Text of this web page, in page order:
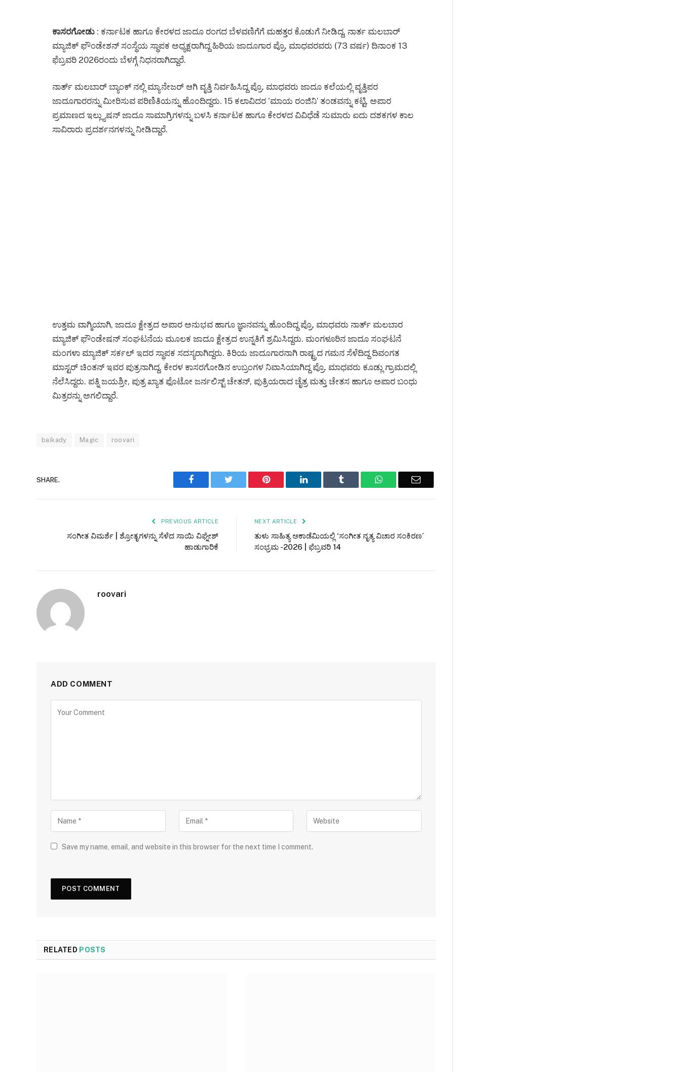
ಕಾಸರಗೋಡು : ಕರ್ನಾಟಕ ಹಾಗೂ ಕೇರಳದ ಜಾದೂ ರಂಗದ ಬೆಳವಣಿಗೆಗೆ ಮಹತ್ತರ ಕೊಡುಗೆ ನೀಡಿದ್ದ, ನಾರ್ತ ಮಲಬಾರ್
ಮ್ಯಾಜಿಕ್ ಫೌಂಡೇಶನ್ ಸಂಸ್ಥೆಯ ಸ್ಥಾಪಕ ಅಧ್ಯಕ್ಷರಾಗಿದ್ದ ಹಿರಿಯ ಜಾದೂಗಾರ ಪ್ರೊ. ಮಾಧವರವರು (73 ವರ್ಷ) ದಿನಾಂಕ 13
ಫೆಬ್ರವರಿ 2026ರಂದು ಬೆಳಗ್ಗೆ ನಿಧನರಾಗಿದ್ದಾರೆ.
ನಾರ್ತ್ ಮಲಬಾರ್ ಬ್ಯಾಂಕ್ ನಲ್ಲಿ ಮ್ಯಾನೇಜರ್ ಆಗಿ ವೃತ್ತಿ ನಿರ್ವಹಿಸಿದ್ದ ಪ್ರೊ. ಮಾಧವರು ಜಾದೂ ಕಲೆಯಲ್ಲಿ ವೃತ್ತಿಪರ
ಜಾದೂಗಾರರನ್ನು ಮೀರಿಸುವ ಪರಿಣಿತಿಯನ್ನು ಹೊಂದಿದ್ದರು. 15 ಕಲಾವಿದರ ‘ಮಾಯ ರಂಜಿನಿ’ ತಂಡವನ್ನು ಕಟ್ಟಿ, ಅಪಾರ
ಪ್ರಮಾಣದ ಇಲ್ಲ್ಯುಷನ್ ಜಾದೂ ಸಾಮಾಗ್ರಿಗಳನ್ನು ಬಳಸಿ ಕರ್ನಾಟಕ ಹಾಗೂ ಕೇರಳದ ವಿವಿಧೆಡೆ ಸುಮಾರು ಐದು ದಶಕಗಳ ಕಾಲ
ಸಾವಿರಾರು ಪ್ರದರ್ಶನಗಳನ್ನು ನೀಡಿದ್ದಾರೆ.
ಉತ್ತಮ ವಾಗ್ಮಿಯಾಗಿ, ಜಾದೂ ಕ್ಷೇತ್ರದ ಅಪಾರ ಅನುಭವ ಹಾಗೂ ಜ್ಞಾನವನ್ನು ಹೊಂದಿದ್ದ ಪ್ರೊ. ಮಾಧವರು ನಾರ್ತ್ ಮಲಬಾರ
ಮ್ಯಾಜಿಕ್ ಫೌಂಡೇಷನ್ ಸಂಘಟನೆಯ ಮೂಲಕ ಜಾದೂ ಕ್ಷೇತ್ರದ ಉನ್ನತಿಗೆ ಶ್ರಮಿಸಿದ್ದರು. ಮಂಗಳೂರಿನ ಜಾದೂ ಸಂಘಟನೆ
ಮಂಗಳಾ ಮ್ಯಾಜಿಕ್ ಸರ್ಕಲ್ ಇದರ ಸ್ಥಾಪಕ ಸದಸ್ಯರಾಗಿದ್ದರು. ಕಿರಿಯ ಜಾದೂಗಾರನಾಗಿ ರಾಷ್ಟ್ರದ ಗಮನ ಸೆಳೆದಿದ್ದ ದಿವಂಗತ
ಮಾಸ್ಟರ್ ಚಿಂತನ್ ಇವರ ಪುತ್ರನಾಗಿದ್ದ. ಕೇರಳ ಕಾಸರಗೋಡಿನ ಉಬ್ರಂಗಳ ನಿವಾಸಿಯಾಗಿದ್ದ ಪ್ರೊ. ಮಾಧವರು ಕೂಡ್ಲು ಗ್ರಾಮದಲ್ಲಿ
ನೆಲೆಸಿದ್ದರು. ಪತ್ನಿ ಜಯಶ್ರೀ, ಪುತ್ರ ಖ್ಯಾತ ಫೊಟೋ ಜರ್ನಲಿಸ್ಟ್ ಚೇತನ್, ಪುತ್ರಿಯರಾದ ಚೈತ್ರ ಮತ್ತು ಚೇತಸ ಹಾಗೂ ಅಪಾರ ಬಂಧು
ಮಿತ್ರರನ್ನು ಅಗಲಿದ್ದಾರೆ.
baikady Magic roovari
SHARE. Facebook Twitter Pinterest LinkedIn Tumblr WhatsAppEmail
PREVIOUS ARTICLE
ಸಂಗೀತ ವಿಮರ್ಶೆ | ಶ್ರೋತೃಗಳನ್ನು ಸೆಳೆದ ಸಾಯಿ ವಿಘ್ನೇಶ್
ಹಾಡುಗಾರಿಕೆ
NEXT ARTICLE
ತುಳು ಸಾಹಿತ್ಯ ಅಕಾಡೆಮಿಯಲ್ಲಿ ‘ಸಂಗೀತ ನೃತ್ಯ ವಿಚಾರ ಸಂಕಿರಣ’
ಸಂಭ್ರಮ -2026 | ಫೆಬ್ರವರಿ 14
roovari
ADD COMMENT
Save my name, email, and website in this browser for the next time I comment.
RELATED POSTS